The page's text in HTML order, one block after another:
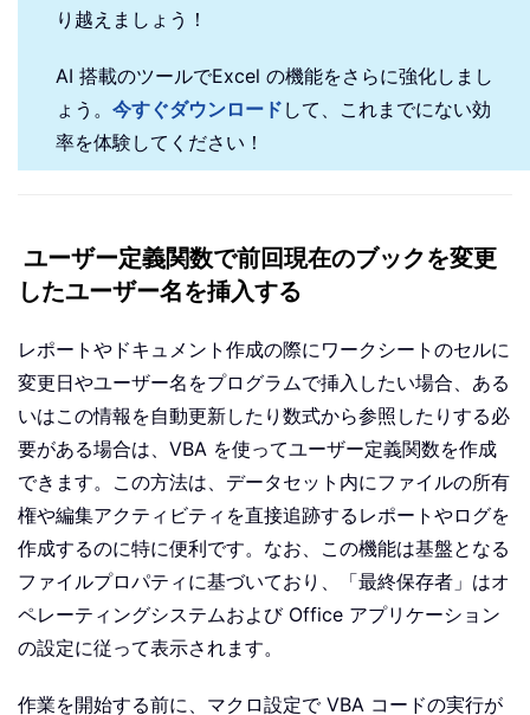
り越えましょう！
AI 搭載のツールでExcel の機能をさらに強化しまし
ょう。 今すぐダウンロード して、これまでにない効
率を体験してください！
ユーザー定義関数で前回現在のブックを変更
したユーザー名を挿入する
レポートやドキュメント作成の際にワークシートのセルに
変更日やユーザー名をプログラムで挿入したい場合、ある
いはこの情報を自動更新したり数式から参照したりする必
要がある場合は、VBA を使ってユーザー定義関数を作成
できます。この方法は、データセット内にファイルの所有
権や編集アクティビティを直接追跡するレポートやログを
作成するのに特に便利です。なお、この機能は基盤となる
ファイルプロパティに基づいており、「最終保存者」はオ
ペレーティングシステムおよび Office アプリケーション
の設定に従って表示されます。
作業を開始する前に、マクロ設定で VBA コードの実行が